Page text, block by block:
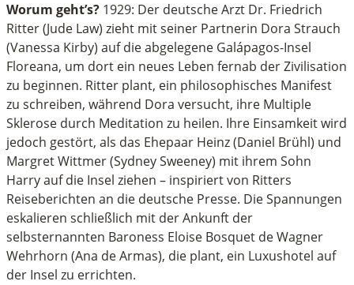
Worum geht’s? 1929: Der deutsche Arzt Dr. Friedrich
Ritter (Jude Law) zieht mit seiner Partnerin Dora Strauch
(Vanessa Kirby) auf die abgelegene Galápagos-Insel
Floreana, um dort ein neues Leben fernab der Zivilisation
zu beginnen. Ritter plant, ein philosophisches Manifest
zu schreiben, während Dora versucht, ihre Multiple
Sklerose durch Meditation zu heilen. Ihre Einsamkeit wird
jedoch gestört, als das Ehepaar Heinz (Daniel Brühl) und
Margret Wittmer (Sydney Sweeney) mit ihrem Sohn
Harry auf die Insel ziehen – inspiriert von Ritters
Reiseberichten an die deutsche Presse. Die Spannungen
eskalieren schließlich mit der Ankunft der
selbsternannten Baroness Eloise Bosquet de Wagner
Wehrhorn (Ana de Armas), die plant, ein Luxushotel auf
der Insel zu errichten.